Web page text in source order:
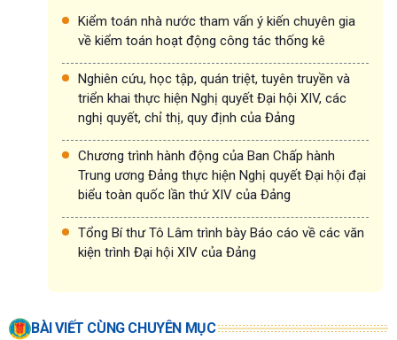
Kiểm toán nhà nước tham vấn ý kiến chuyên gia
về kiểm toán hoạt động công tác thống kê
Nghiên cứu, học tập, quán triệt, tuyên truyền và
triển khai thực hiện Nghị quyết Đại hội XIV, các
nghị quyết, chỉ thị, quy định của Đảng
Chương trình hành động của Ban Chấp hành
Trung ương Đảng thực hiện Nghị quyết Đại hội đại
biểu toàn quốc lần thứ XIV của Đảng
Tổng Bí thư Tô Lâm trình bày Báo cáo về các văn
kiện trình Đại hội XIV của Đảng
BÀI VIẾT CÙNG CHUYÊN MỤC